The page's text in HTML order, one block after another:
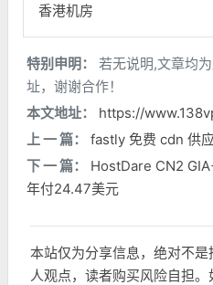
香港机房
特别申明：
若无说明,文章均
址，谢谢合作！
本文地址：
https://
上 一 篇：
fastly 免费 cdn 供
下 一 篇：
HostDare CN2
年付24.47美元
本站仅为分享信息，绝对不
人观点，读者购买风险自担